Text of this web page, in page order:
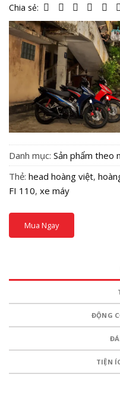
vẻ mạnh mẽ mà còn tạo
Danh mục: Sản phẩm theo
Thẻ: head hoàng việt,
FI 110, xe máy
Mua Ngay
ĐỘNG
TIỆN